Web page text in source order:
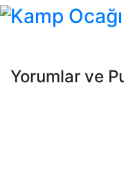
Kamp Ocağı
Yorumlar ve